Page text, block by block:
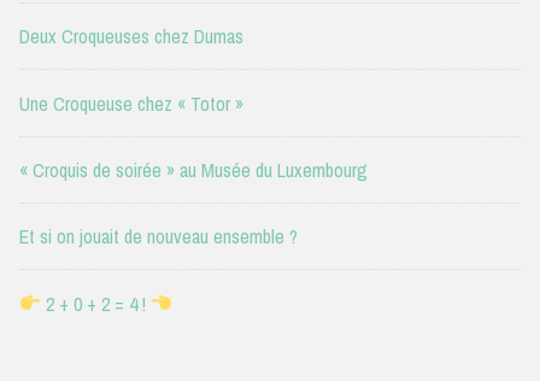
Deux Croqueuses chez Dumas
Une Croqueuse chez « Totor »
« Croquis de soirée » au Musée du Luxembourg
Et si on jouait de nouveau ensemble ?
2 + 0 + 2 = 4 !